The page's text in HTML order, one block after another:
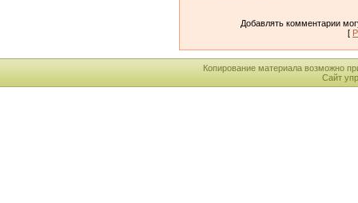
Добавлять комментарии
[
Копирование материала возможно
Сайт